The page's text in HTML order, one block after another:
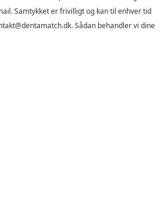
Samtykket er frivilligt og kan til enhver tid
Sådan behandler vi dine